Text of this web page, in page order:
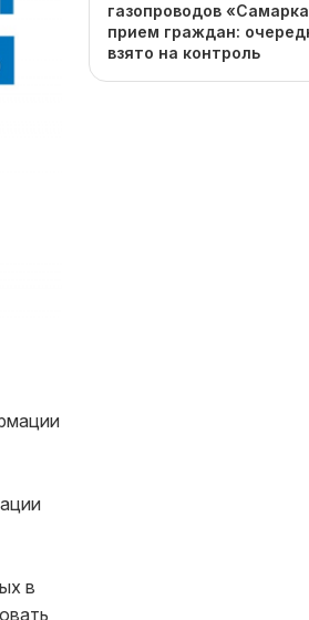
в
газопроводов
прием граждан:
взято на контроль